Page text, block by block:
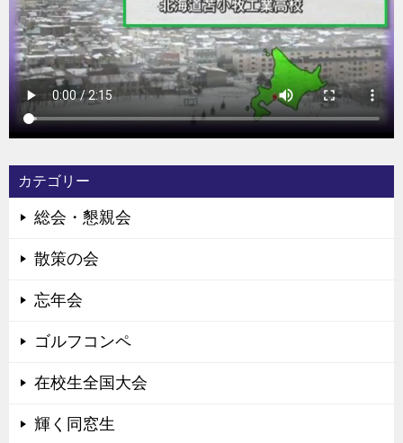
カテゴリー
総会・懇親会
散策の会
忘年会
ゴルフコンペ
在校生全国大会
輝く同窓生